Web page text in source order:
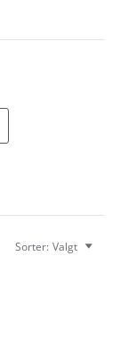
Sorter: Valgt